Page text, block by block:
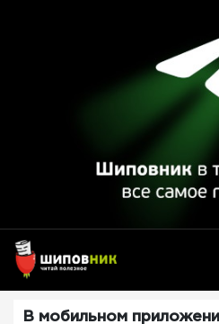
В мобильном